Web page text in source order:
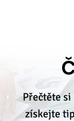
Přečtěte
získejte